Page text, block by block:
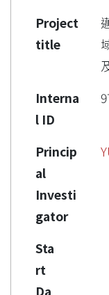
Project
title
Interna
l ID
Princip
al
Investi
gator
Sta
rt
Da